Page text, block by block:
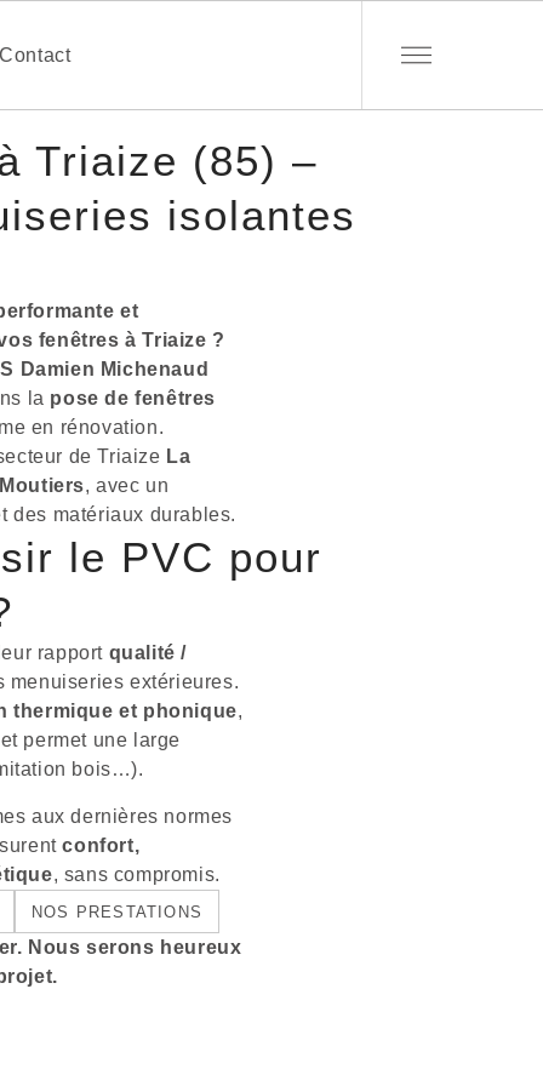
Contact
Triaize (85) –
isolantes
et
fenêtres à Triaize ?
Damien Michenaud
la pose de fenêtres
en rénovation.
de Triaize La
, avec un
des matériaux durables.
le PVC pour
rapport qualité /
menuiseries extérieures.
thermique et phonique,
permet une large
bois…).
aux dernières normes
confort,
, sans compromis.
NOS PRESTATIONS
Nous serons heureux